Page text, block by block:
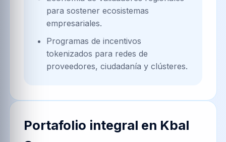
para sostener ecosistemas
empresariales.
Programas de incentivos
tokenizados para redes de
proveedores, ciudadanía y clústeres.
Portafolio integral en Kbal